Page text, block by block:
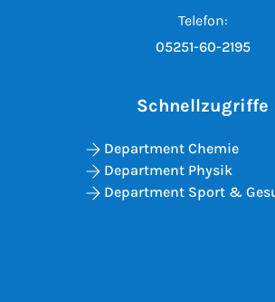
Telefon:
05251-60-2195
Schnellzugriffe
Department Chemie
Department Physik
Department Sport &